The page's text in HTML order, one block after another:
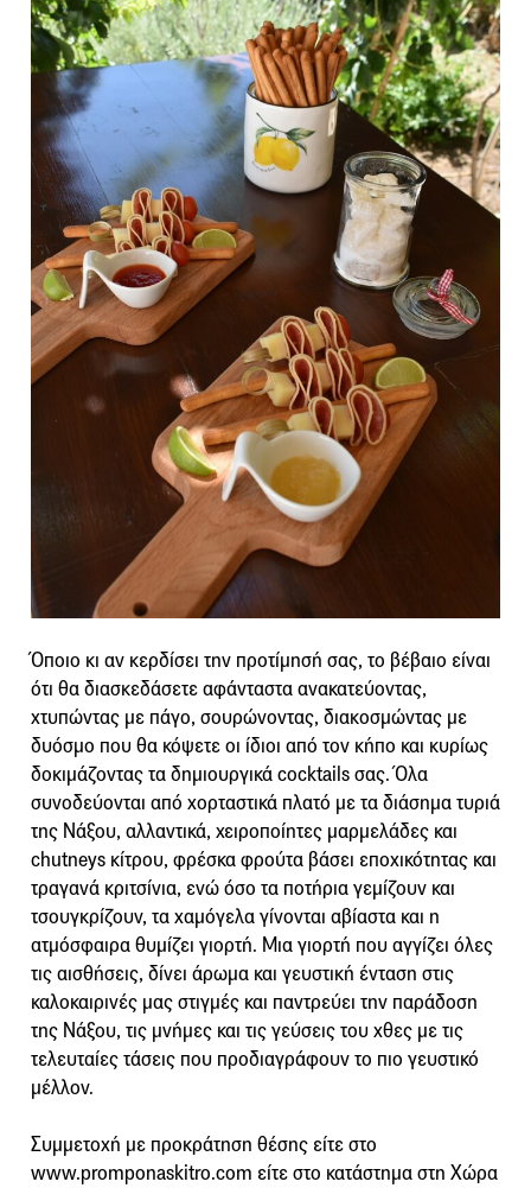
Όποιο κι αν κερδίσει την προτίμησή σας, το βέβαιο είναι
ότι θα διασκεδάσετε αφάνταστα ανακατεύοντας,
χτυπώντας με πάγο, σουρώνοντας, διακοσμώντας με
δυόσμο που θα κόψετε οι ίδιοι από τον κήπο και κυρίως
δοκιμάζοντας τα δημιουργικά cocktails σας. Όλα
συνοδεύονται από χορταστικά πλατό με τα διάσημα τυριά
της Νάξου, αλλαντικά, χειροποίητες μαρμελάδες και
chutneys κίτρου, φρέσκα φρούτα βάσει εποχικότητας και
τραγανά κριτσίνια, ενώ όσο τα ποτήρια γεμίζουν και
τσουγκρίζουν, τα χαμόγελα γίνονται αβίαστα και η
ατμόσφαιρα θυμίζει γιορτή. Μια γιορτή που αγγίζει όλες
τις αισθήσεις, δίνει άρωμα και γευστική ένταση στις
καλοκαιρινές μας στιγμές και παντρεύει την παράδοση
της Νάξου, τις μνήμες και τις γεύσεις του χθες με τις
τελευταίες τάσεις που προδιαγράφουν το πιο γευστικό
μέλλον.
Συμμετοχή με προκράτηση θέσης είτε στο
www.promponaskitro.com είτε στο κατάστημα στη Χώρα